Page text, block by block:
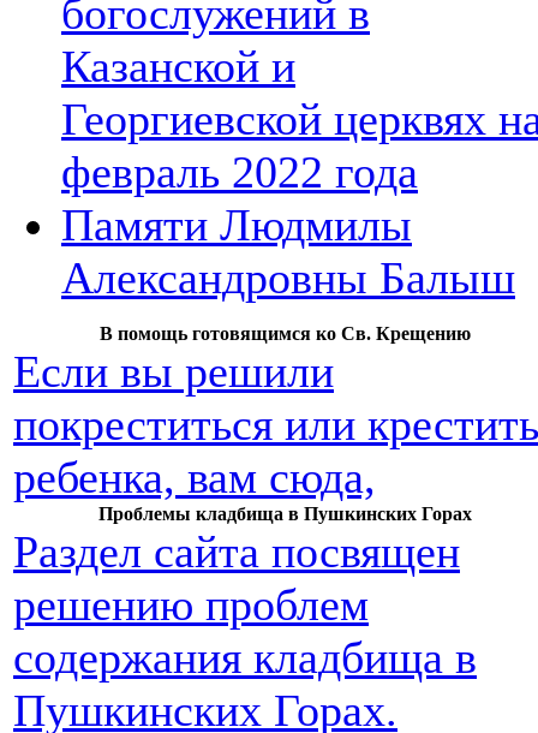
богослужений в
Казанской и
Георгиевской церквях
февраль 2022 года
Памяти Людмилы
Александровны Балыш
В помощь готовящимся ко Св. Крещению
Если вы решили
покреститься или крестить
ребенка, вам сюда,
Проблемы кладбища в Пушкинских Горах
Раздел сайта посвящен
решению проблем
содержания кладбища в
Пушкинских Горах.